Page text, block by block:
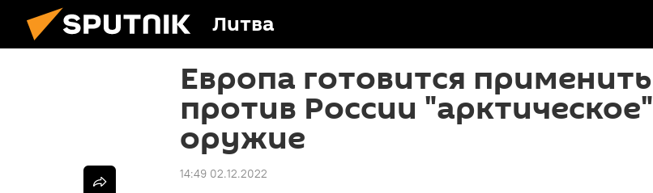
Литва
Европа готовится применить
против России "арктическое"
оружие
14:49 02.12.2022